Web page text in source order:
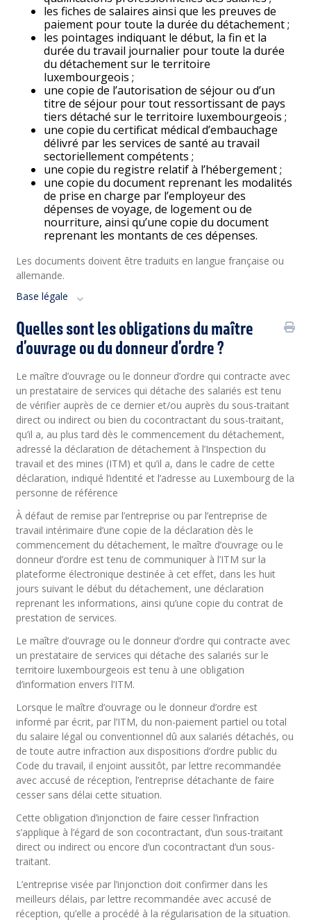
les fiches de salaires ainsi que les preuves de
paiement pour toute la durée du détachement ;
les pointages indiquant le début, la fin et la
durée du travail journalier pour toute la durée
du détachement sur le territoire
luxembourgeois ;
une copie de l’autorisation de séjour ou d’un
titre de séjour pour tout ressortissant de pays
tiers détaché sur le territoire luxembourgeois ;
une copie du certificat médical d’embauchage
délivré par les services de santé au travail
sectoriellement compétents ;
une copie du registre relatif à l’hébergement ;
une copie du document reprenant les modalités
de prise en charge par l’employeur des
dépenses de voyage, de logement ou de
nourriture, ainsi qu’une copie du document
reprenant les montants de ces dépenses.
Les documents doivent être traduits en langue française ou
allemande.
Base légale
Quelles sont les obligations du maître
d’ouvrage ou du donneur d’ordre ?
Le maître d’ouvrage ou le donneur d’ordre qui contracte avec
un prestataire de services qui détache des salariés est tenu
de vérifier auprès de ce dernier et/ou auprès du sous-traitant
direct ou indirect ou bien du cocontractant du sous-traitant,
qu’il a, au plus tard dès le commencement du détachement,
adressé la déclaration de détachement à l’Inspection du
travail et des mines (ITM) et qu’il a, dans le cadre de cette
déclaration, indiqué l’identité et l’adresse au Luxembourg de la
personne de référence
À défaut de remise par l’entreprise ou par l’entreprise de
travail intérimaire d’une copie de la déclaration dès le
commencement du détachement, le maître d’ouvrage ou le
donneur d’ordre est tenu de communiquer à l’ITM sur la
plateforme électronique destinée à cet effet, dans les huit
jours suivant le début du détachement, une déclaration
reprenant les informations, ainsi qu’une copie du contrat de
prestation de services.
Le maître d’ouvrage ou le donneur d’ordre qui contracte avec
un prestataire de services qui détache des salariés sur le
territoire luxembourgeois est tenu à une obligation
d’information envers l’ITM.
Lorsque le maître d’ouvrage ou le donneur d’ordre est
informé par écrit, par l’ITM, du non-paiement partiel ou total
du salaire légal ou conventionnel dû aux salariés détachés, ou
de toute autre infraction aux dispositions d’ordre public du
Code du travail, il enjoint aussitôt, par lettre recommandée
avec accusé de réception, l’entreprise détachante de faire
cesser sans délai cette situation.
Cette obligation d’injonction de faire cesser l’infraction
s’applique à l’égard de son cocontractant, d’un sous-traitant
direct ou indirect ou encore d’un cocontractant d’un sous-
traitant.
L’entreprise visée par l’injonction doit confirmer dans les
meilleurs délais, par lettre recommandée avec accusé de
réception, qu’elle a procédé à la régularisation de la situation.